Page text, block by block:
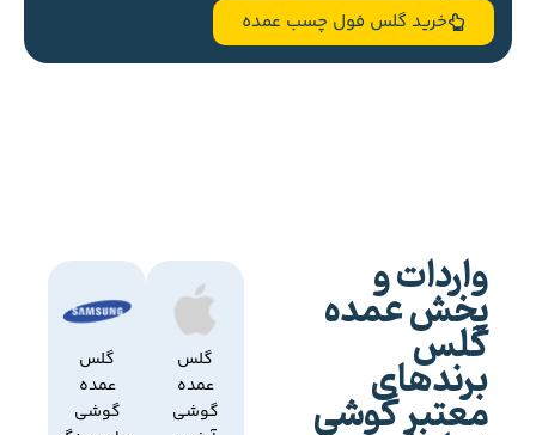
خرید گلس فول چسب عمده
واردات و
پخش عمده
گلس
برندهای
معتبر گوشی
گلس
عمده
گوشی
گلس
عمده
گوشی